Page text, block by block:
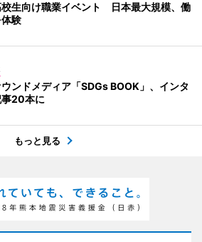
生向け職業イベント 日本最大規模、働
験
ンドメディア「SDGs BOOK」、インタ
事20本に
もっと見る